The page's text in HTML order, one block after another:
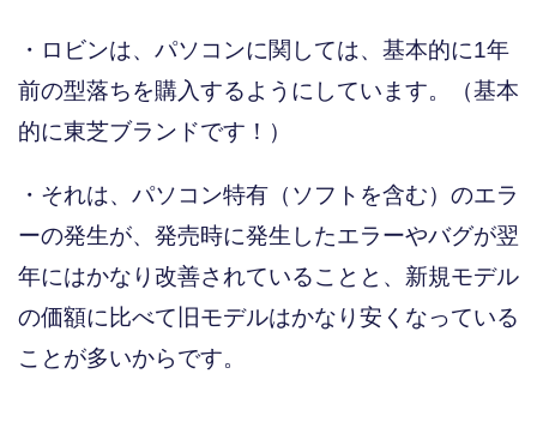
・ロビンは、パソコンに関しては、基本的に1年
前の型落ちを購入するようにしています。（基本
的に東芝ブランドです！）
・それは、パソコン特有（ソフトを含む）のエラ
ーの発生が、発売時に発生したエラーやバグが翌
年にはかなり改善されていることと、新規モデル
の価額に比べて旧モデルはかなり安くなっている
ことが多いからです。